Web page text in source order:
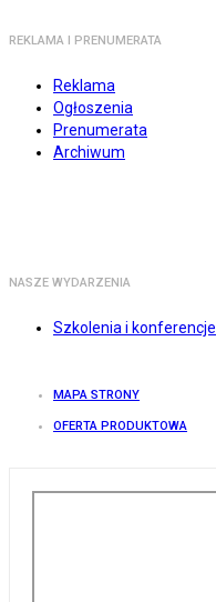
REKLAMA I PRENUMERATA
Reklama
Ogłoszenia
Prenumerata
Archiwum
NASZE WYDARZENIA
Szkolenia i konferencje
MAPA STRONY
OFERTA PRODUKTOWA